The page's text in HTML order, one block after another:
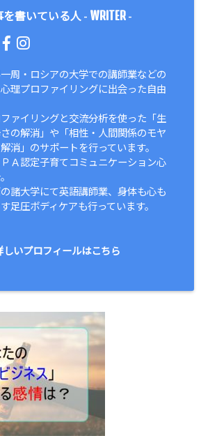
を書いている人 - WRITER-
周・ロシアの大学での講師業などの
理プロファイリングに出会った自由
ァイリングと交流分析を使った「生
の解消」や「相性・人間関係のモヤ
消」のサポートを行っています。
ＰＡ認定子育てコミュニケーション心
諸大学にて英語講師業、身体も心も
足圧ボディケアも行っています。
しいプロフィールはこちら